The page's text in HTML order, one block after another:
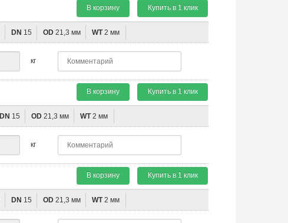
В корзину Купить в 1 клик
DN 15 OD 21,3 мм WT2 мм
кг
В корзину Купить в 1 клик
DN 15 OD 21,3 мм WT2 мм
кг
В корзину Купить в 1 клик
DN 15 OD 21,3 мм WT2 мм